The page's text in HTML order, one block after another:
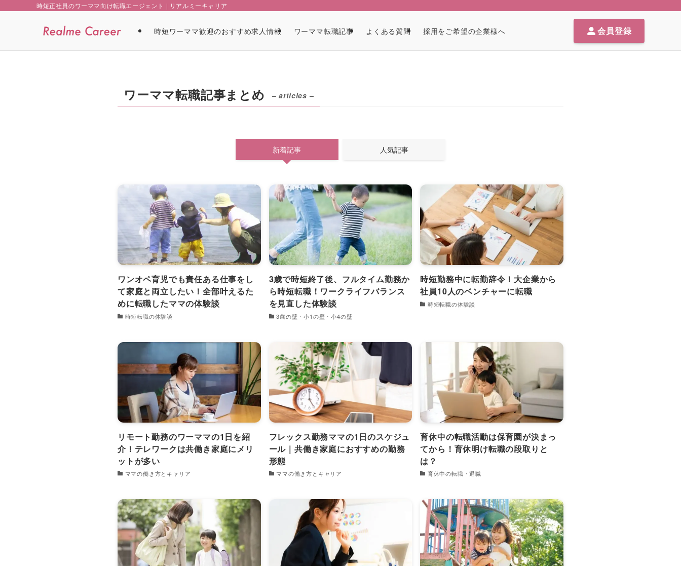
時短正社員のワーママ向け転職エージェント | リアルミーキャリア
時短ワーママ歓迎のおすすめ求人情報 ワーママ転職記事 よくある質問 採用をご希望の企業様へ 会員登録
ワーママ転職記事まとめ – articles –
新着記事 人気記事
ワンオペ育児でも責任ある仕事をし
て家庭と両立したい！全部叶えるた
めに転職したママの体験談
時短転職の体験談
3歳で時短終了後、フルタイム勤務か
ら時短転職！ワークライフバランス
を見直した体験談
3歳の壁・小1の壁・小4の壁
時短勤務中に転勤辞令！大企業から
社員10人のベンチャーに転職
時短転職の体験談
リモート勤務のワーママの1日を紹
介！テレワークは共働き家庭にメリ
ットが多い
ママの働き方とキャリア
フレックス勤務ママの1日のスケジュ
ール｜共働き家庭におすすめの勤務
形態
ママの働き方とキャリア
育休中の転職活動は保育園が決まっ
てから！育休明け転職の段取りと
は？
育休中の転職・退職